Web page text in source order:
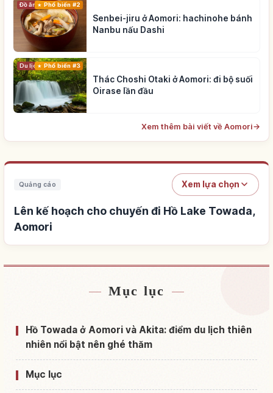
Đồ ăn Phổ biến #2
Senbei-jiru ở Aomori: hachinohe bánh
Nanbu nấu Dashi
Du lịch Phổ biến #3
Thác Choshi Otaki ở Aomori: đi bộ suối
Oirase lần đầu
Xem thêm bài viết về Aomori→
Quảng cáo Xem lựa chọn
Lên kế hoạch cho chuyến đi Hồ Lake Towada,
Aomori
Tìm chỗ ở gần Hồ Lake Towada, Aomori
Tìm trải nghiệm tại Hồ Lake Towada, Aomori↗
Mục lục
Hồ Towada ở Aomori và Akita: điểm du lịch thiên
nhiên nổi bật nên ghé thăm
Mục lục